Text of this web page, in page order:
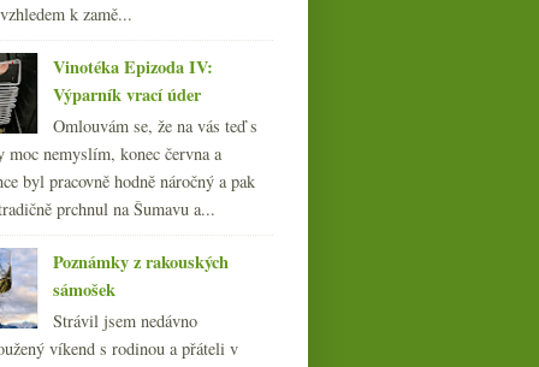
k zamě...
Vinotéka Epizoda IV:
Výparník vrací úder
Omlouvám se, že na vás teď s
moc nemyslím, konec června a
byl pracovně hodně náročný a pak
prchnul na Šumavu a...
Poznámky z rakouských
sámošek
Strávil jsem nedávno
víkend s rodinou a přáteli v